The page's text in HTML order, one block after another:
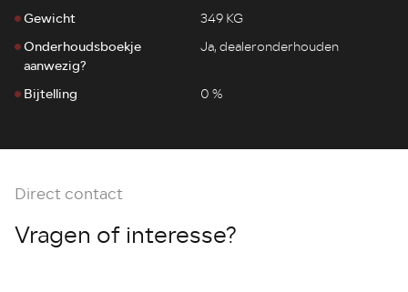
Gewicht
349 KG
Onderhoudsboekje
aanwezig?
Ja, dealeronderhouden
Bijtelling 0 %
Direct contact
Vragen of interesse?